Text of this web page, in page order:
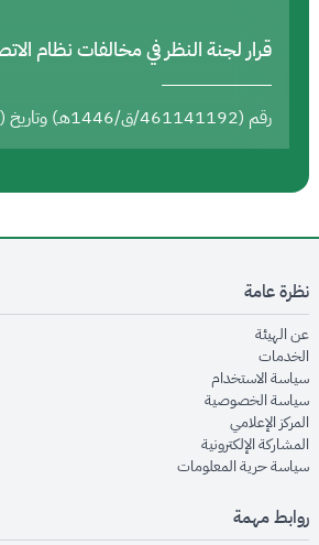
قرار لجنة النظر في مخالفات نظام
رقم (461141192/ق/1446هـ) وتاريخ (25/08/1446هـ)
نظرة عامة
عن الهيئةopens in new window
الخدماتopens in new window
سياسة الاستخدام
سياسة الخصوصيةopens in new window
المركز الإعلاميopens in new window
المشاركة الإلكترونيةopens in new window
سياسة حرية المعلوماتopens in new window
روابط مهمة